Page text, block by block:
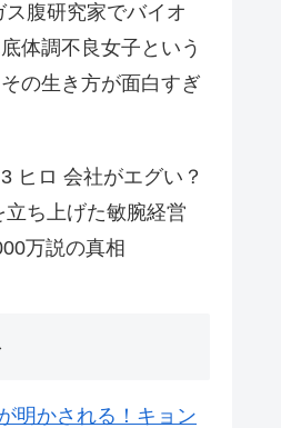
腹研究家でバイオ
体調不良女子という
の生き方が面白すぎ
ヒロ 会社がエグい？
ち上げた敏腕経営
万説の真相
明かされる！キョン